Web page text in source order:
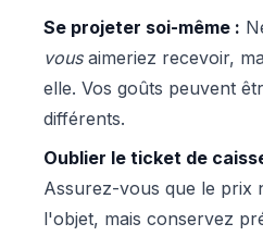
Se projeter soi-même :
vousaimeriez recevoir,
elle. Vos goûts peuvent
différents.
Oublier le ticket de
Assurez-vous que le prix
l'objet, mais conservez